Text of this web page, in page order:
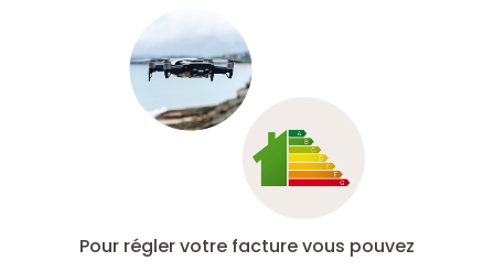
Pour régler votre facture vous pouvez